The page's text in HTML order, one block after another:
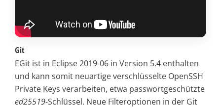
Git
EGit ist in Eclipse 2019-06 in Version 5.4 enthalten
und kann somit neuartige verschlüsselte OpenSSH
Private Keys verarbeiten, etwa passwortgeschützte
ed25519-Schlüssel. Neue Filteroptionen in der Git